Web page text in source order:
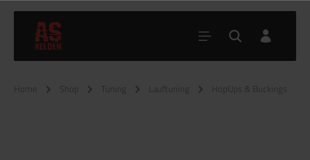
Home Shop Tuning Lauftuning HopUps & Buckings